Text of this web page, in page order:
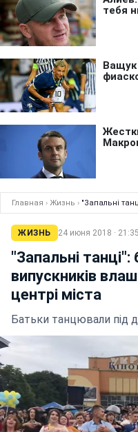
Главная › Жизнь › "Запальні
ЖИЗНЬ 24 июня 2018 · 21:35
"Запальні танці":
випускників
центрі міста
Батьки танцювали під